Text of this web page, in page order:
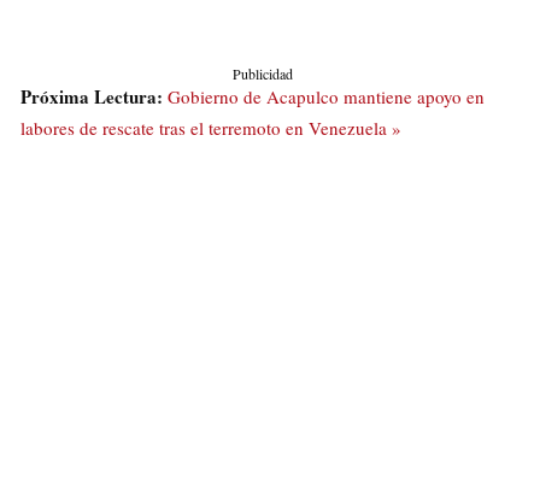
Publicidad
Próxima Lectura: Gobierno de Acapulco mantiene apoyo en
labores de rescate tras el terremoto en Venezuela »